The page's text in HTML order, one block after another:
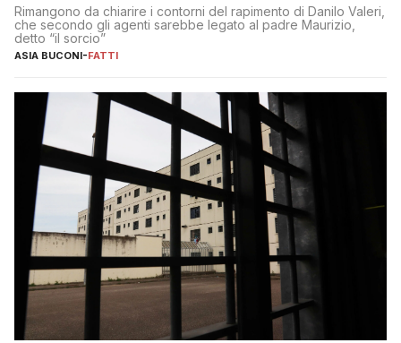
Rimangono da chiarire i contorni del rapimento di Danilo Valeri,
che secondo gli agenti sarebbe legato al padre Maurizio,
detto “il sorcio”
ASIA BUCONI-FATTI